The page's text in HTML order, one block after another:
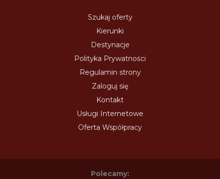
Szukaj oferty
Kierunki
Destynacje
Polityka Prywatności
Regulamin strony
Zaloguj się
Kontakt
Usługi Internetowe
Oferta Współpracy
Polecamy: